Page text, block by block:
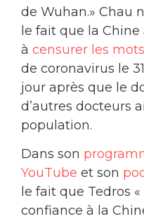
de Wuhan.» Chau
le fait que la
à censurer les
de coronavirus le
jour après que le
d’autres docteurs
population.
Dans son
YouTube et son
le fait que Tedros
confiance à la